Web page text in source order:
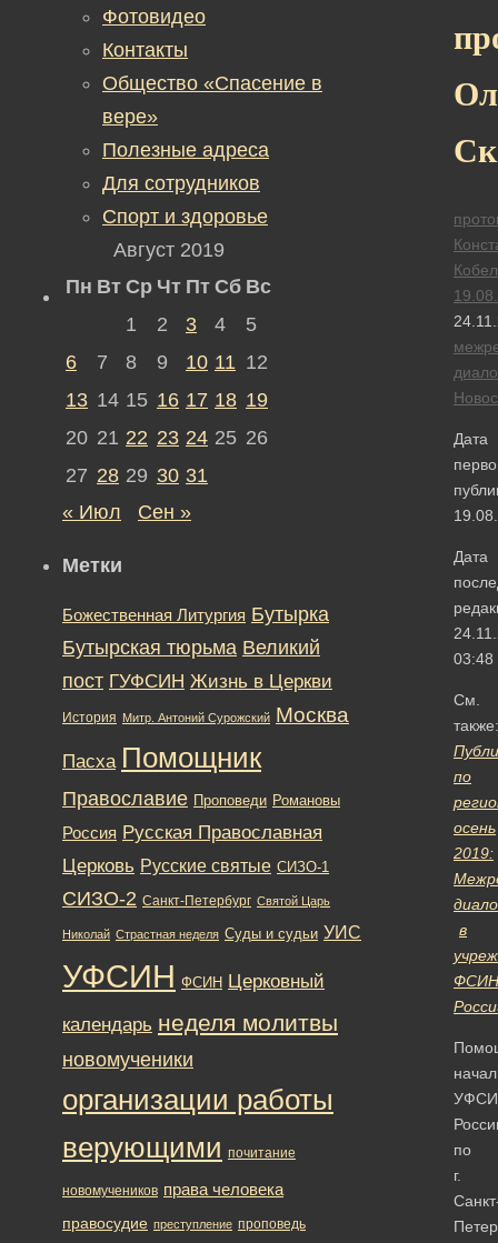
Дата
Дата
03:48
См.
также:
по
осень
2019:
в
ФСИН
по
г.
Фотовидео
Контакты
Общество «Спасение в
вере»
Полезные адреса
Для сотрудников
Спорт и здоровье
Август 2019
Пн Вт Ср Чт Пт Сб Вс
1
2 3 4
5
6
7 8 9 10 11 12
13 14 15 16 17 18 19
20 21 22 23 24 25 26
27 28 29 30 31
« Июл
Сен »
Метки
Божественная Литургия Бутырка
Бутырская тюрьма Великий
пост ГУФСИН Жизнь в Церкви
История Митр. Антоний Сурожский Москва
Пасха Помощник
Православие Проповеди Романовы
Россия Русская Православная
Церковь Русские святые СИЗО-1
СИЗО-2 Санкт-Петербург Святой Царь
Николай Страстная неделя Суды и судьи УИС
УФСИН ФСИН Церковный
календарь неделя молитвы
новомученики
организации работы
верующими почитание
новомучеников права человека
правосудие преступление проповедь